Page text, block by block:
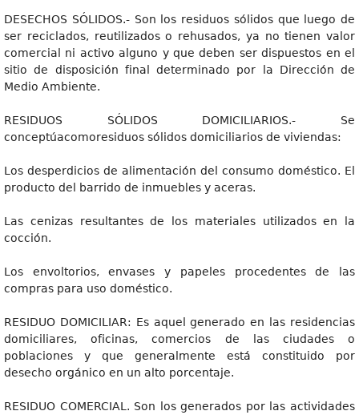
DESECHOS SÓLIDOS.- Son los residuos sólidos que luego de
ser reciclados, reutilizados o rehusados, ya no tienen valor
comercial ni activo alguno y que deben ser dispuestos en el
sitio de disposición final determinado por la Dirección de
Medio Ambiente.
RESIDUOS SÓLIDOS DOMICILIARIOS.- Se
conceptúacomoresiduos sólidos domiciliarios de viviendas:
Los desperdicios de alimentación del consumo doméstico. El
producto del barrido de inmuebles y aceras.
Las cenizas resultantes de los materiales utilizados en la
cocción.
Los envoltorios, envases y papeles procedentes de las
compras para uso doméstico.
RESIDUO DOMICILIAR: Es aquel generado en las residencias
domiciliares, oficinas, comercios de las ciudades o
poblaciones y que generalmente está constituido por
desecho orgánico en un alto porcentaje.
RESIDUO COMERCIAL. Son los generados por las actividades